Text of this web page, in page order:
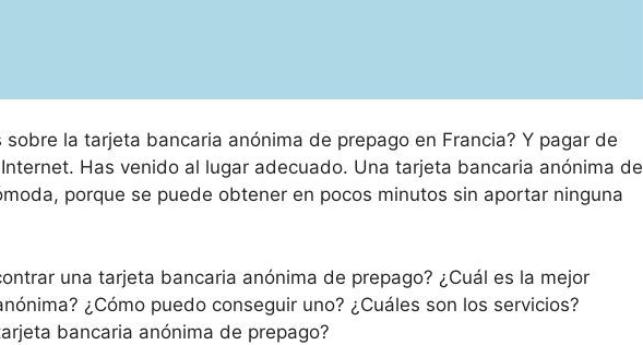
sobre la tarjeta bancaria anónima de prepago en Francia? Y pagar de
Has venido al lugar adecuado. Una tarjeta bancaria anónima de
porque se puede obtener en pocos minutos sin aportar ninguna
una tarjeta bancaria anónima de prepago? ¿Cuál es la mejor
¿Cómo puedo conseguir uno? ¿Cuáles son los servicios?
bancaria anónima de prepago?